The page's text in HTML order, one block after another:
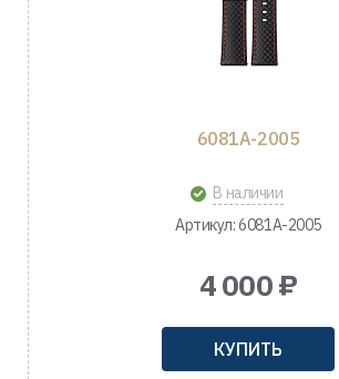
6081A-2005
В наличии
Артикул: 6081A-2005
4 000 ₽
КУПИТЬ